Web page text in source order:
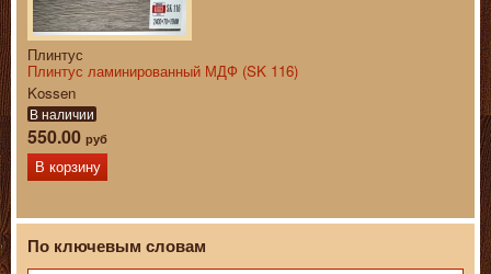
Плинтус
Плинтус ламинированный МДФ (SK 116)
Kossen
В наличии
550.00 руб
В корзину
По ключевым словам